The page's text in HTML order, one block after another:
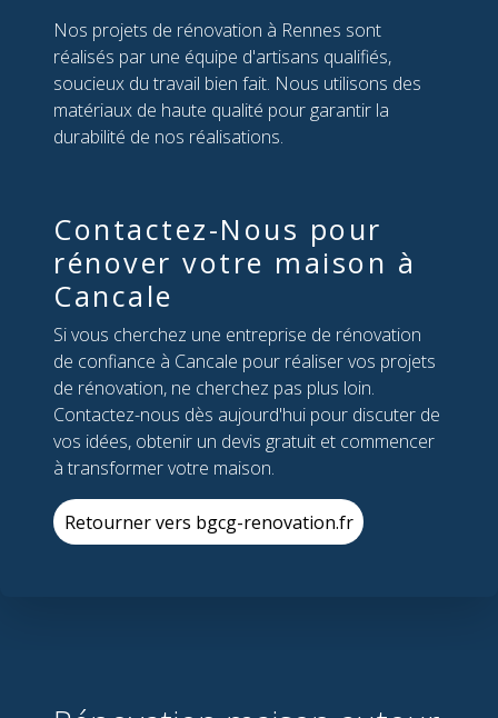
Nos projets de rénovation à Rennes sont
réalisés par une équipe d'artisans qualifiés,
soucieux du travail bien fait. Nous utilisons des
matériaux de haute qualité pour garantir la
durabilité de nos réalisations.
Contactez-Nous pour
rénover votre maison à
Cancale
Si vous cherchez une entreprise de rénovation
de confiance à Cancale pour réaliser vos projets
de rénovation, ne cherchez pas plus loin.
Contactez-nous dès aujourd'hui pour discuter de
vos idées, obtenir un devis gratuit et commencer
à transformer votre maison.
Retourner vers bgcg-renovation.fr